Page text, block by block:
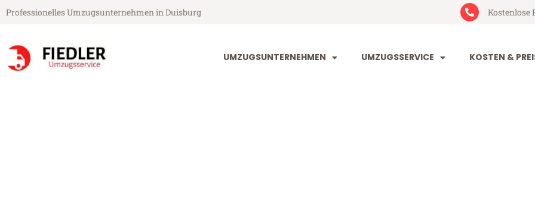
Professionelles Umzugsunternehmen in Duisburg Kostenlose
UMZUGSUNTERNEHMEN UMZUGSSERVICE KOSTEN &